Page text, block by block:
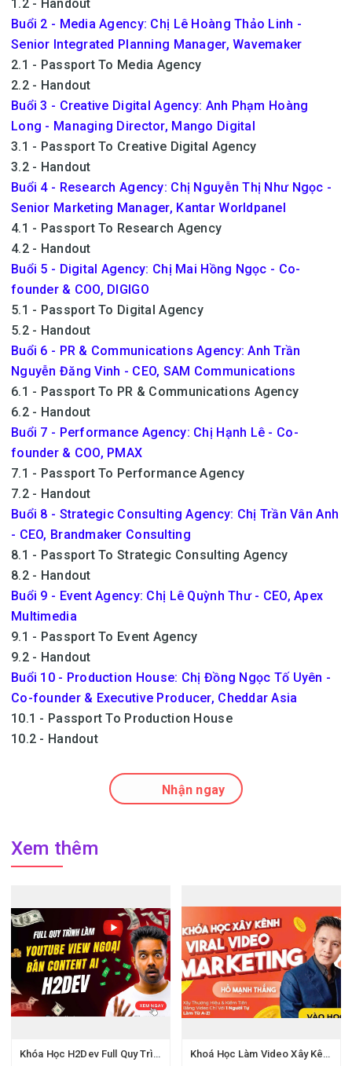
1.2 - Handout
Buổi 2 - Media Agency: Chị Lê Hoàng Thảo Linh -
Senior Integrated Planning Manager, Wavemaker
2.1 - Passport To Media Agency
2.2 - Handout
Buổi 3 - Creative Digital Agency: Anh Phạm Hoàng
Long - Managing Director, Mango Digital
3.1 - Passport To Creative Digital Agency
3.2 - Handout
Buổi 4 - Research Agency: Chị Nguyễn Thị Như Ngọc -
Senior Marketing Manager, Kantar Worldpanel
4.1 - Passport To Research Agency
4.2 - Handout
Buổi 5 - Digital Agency: Chị Mai Hồng Ngọc - Co-
founder & COO, DIGIGO
5.1 - Passport To Digital Agency
5.2 - Handout
Buổi 6 - PR & Communications Agency: Anh Trần
Nguyễn Đăng Vinh - CEO, SAM Communications
6.1 - Passport To PR & Communications Agency
6.2 - Handout
Buổi 7 - Performance Agency: Chị Hạnh Lê - Co-
founder & COO, PMAX
7.1 - Passport To Performance Agency
7.2 - Handout
Buổi 8 - Strategic Consulting Agency: Chị Trần Vân Anh
- CEO, Brandmaker Consulting
8.1 - Passport To Strategic Consulting Agency
8.2 - Handout
Buổi 9 - Event Agency: Chị Lê Quỳnh Thư - CEO, Apex
Multimedia
9.1 - Passport To Event Agency
9.2 - Handout
Buổi 10 - Production House: Chị Đồng Ngọc Tố Uyên -
Co-founder & Executive Producer, Cheddar Asia
10.1 - Passport To Production House
10.2 - Handout
Nhận ngay
Xem thêm
Khóa Học H2Dev Full Quy Trình Thực Chiến Và Key Làm Youtube View Ngoại
Khoá Học Làm Video Xây Kênh Hồ Mạnh Thắng